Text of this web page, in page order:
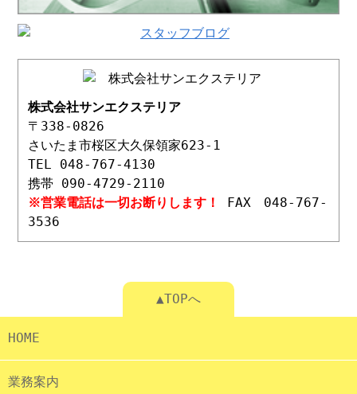
株式会社サンエクステリア
〒338-0826
さいたま市桜区大久保領家623-1
TEL 048-767-4130
携帯 090-4729-2110
※営業電話は一切お断りします！
FAX 048-767-
3536
▲TOPへ
HOME
業務案内